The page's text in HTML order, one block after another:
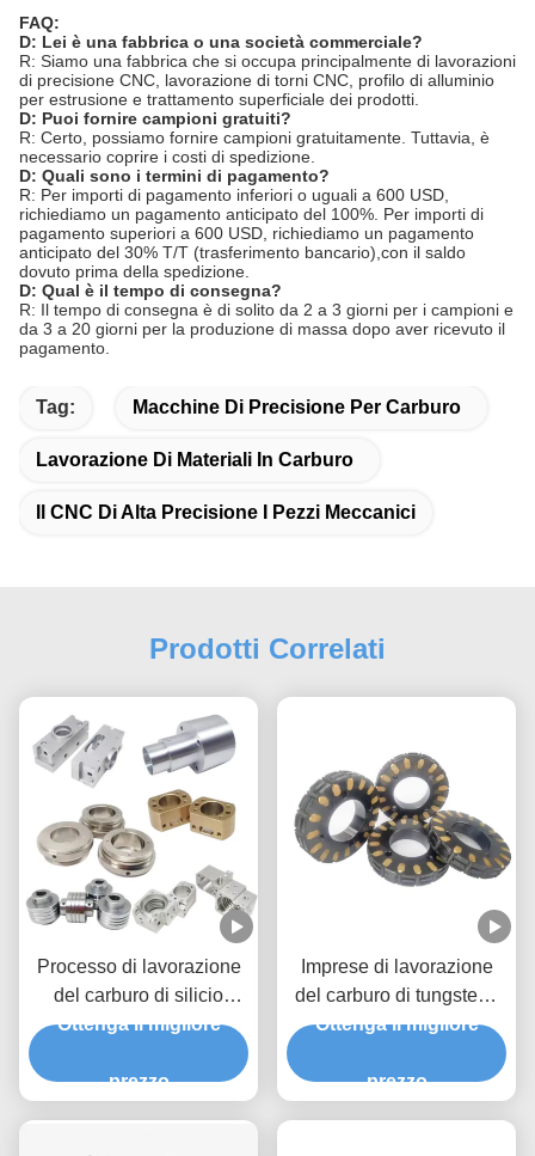
FAQ:
D: Lei è una fabbrica o una società commerciale?
R: Siamo una fabbrica che si occupa principalmente di lavorazioni
di precisione CNC, lavorazione di torni CNC, profilo di alluminio
per estrusione e trattamento superficiale dei prodotti.
D: Puoi fornire campioni gratuiti?
R: Certo, possiamo fornire campioni gratuitamente. Tuttavia, è
necessario coprire i costi di spedizione.
D: Quali sono i termini di pagamento?
R: Per importi di pagamento inferiori o uguali a 600 USD,
richiediamo un pagamento anticipato del 100%. Per importi di
pagamento superiori a 600 USD, richiediamo un pagamento
anticipato del 30% T/T (trasferimento bancario),con il saldo
dovuto prima della spedizione.
D: Qual è il tempo di consegna?
R: Il tempo di consegna è di solito da 2 a 3 giorni per i campioni e
da 3 a 20 giorni per la produzione di massa dopo aver ricevuto il
pagamento.
Tag: Macchine Di Precisione Per Carburo
Lavorazione Di Materiali In Carburo
Il CNC Di Alta Precisione I Pezzi Meccanici
Prodotti Correlati
Processo di lavorazione
del carburo di silicio
Componenti in acciaio
Ottenga il migliore
prezzo
Imprese di lavorazione
del carburo di tungsteno
con tolleranze strette di
Ottenga il migliore
prezzo